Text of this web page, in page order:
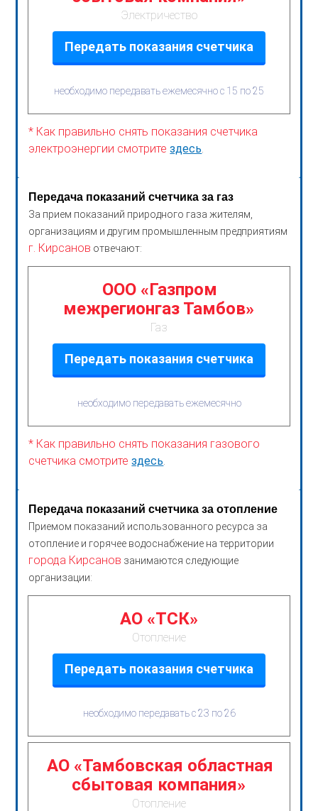
Электричество
Передать показания счетчика
необходимо передавать ежемесячно с 15 по 25
* Как правильно снять показания счетчика
электроэнергии смотритездесь
Передача показаний счетчика за газ
За прием показаний природного газа жителям,
организациям и другим промышленным предприятиям
г. Кирсанов отвечают:
ООО «Газпром
межрегионгаз Тамбов»
Газ
Передать показания счетчика
необходимо передавать ежемесячно
* Как правильно снять показания газового
счетчика смотритездесь
Передача показаний счетчика за отопление
Приемом показаний использованного ресурса за
отопление и горячее водоснабжение на территории
города Кирсанов занимаются следующие
организации:
АО «ТСК»
Отопление
Передать показания счетчика
необходимо передавать с 23 по 26
АО «Тамбовская областная
сбытовая компания»
Отопление